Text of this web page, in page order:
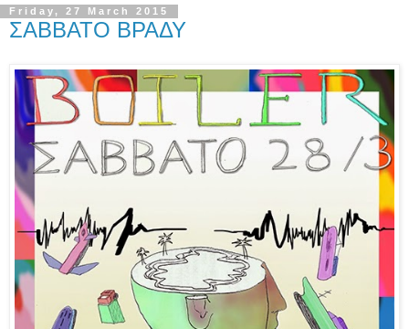
Friday, 27 March 2015
ΣΑΒΒΑΤΟ ΒΡΑΔΥ